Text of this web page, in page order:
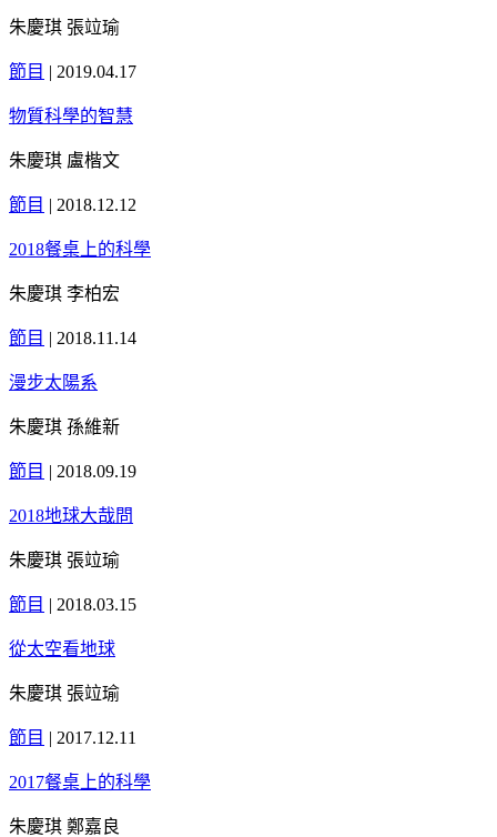
朱慶琪 張竝瑜
節目 | 2019.04.17
物質科學的智慧
朱慶琪 盧楷文
節目 | 2018.12.12
2018餐桌上的科學
朱慶琪 李柏宏
節目 | 2018.11.14
漫步太陽系
朱慶琪 孫維新
節目 | 2018.09.19
2018地球大哉問
朱慶琪 張竝瑜
節目 | 2018.03.15
從太空看地球
朱慶琪 張竝瑜
節目 | 2017.12.11
2017餐桌上的科學
朱慶琪 鄭嘉良